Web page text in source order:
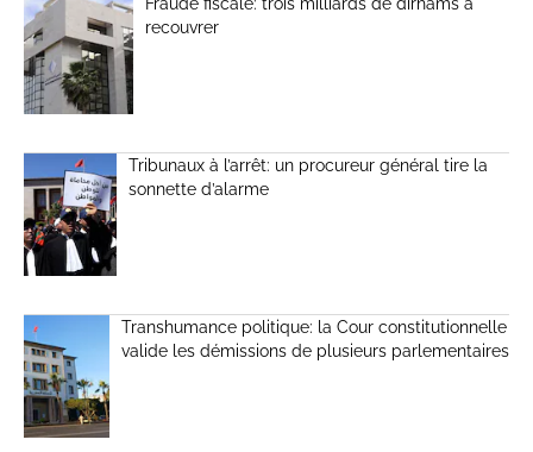
recouvrer
Tribunaux à l’arrêt: un procureur général tire la
sonnette d’alarme
Transhumance politique: la Cour constitutionnelle
valide les démissions de plusieurs parlementaires